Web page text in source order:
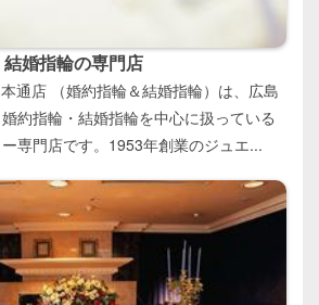
婚指輪の専門店
通店 （婚約指輪＆結婚指輪）は、広島
約指輪・結婚指輪を中心に扱っている
専門店です。1953年創業のジュエ...